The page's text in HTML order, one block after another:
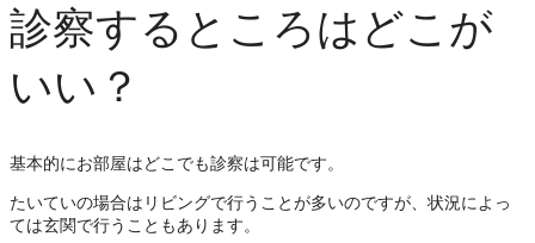
診察するところはどこが
いい？
基本的にお部屋はどこでも診察は可能です。
たいていの場合はリビングで行うことが多いのですが、状況によっ
ては玄関で行うこともあります。